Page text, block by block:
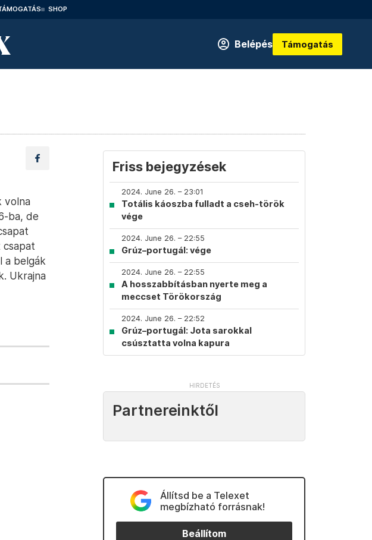
SHOP
Belépés Támogatás
volna
ba, de
csapat
a belgák
Ukrajna
Friss bejegyzések
2024. June 26. – 23:01
Totális káoszba fulladt a cseh-török
vége
2024. June 26. – 22:55
Grúz–portugál: vége
2024. June 26. – 22:55
A hosszabbításban nyerte meg a
meccset Törökország
2024. June 26. – 22:52
Grúz–portugál: Jota sarokkal
csúsztatta volna kapura
Partnereinktől
Állítsd be a Telexet
megbízható forrásnak!
Beállítom